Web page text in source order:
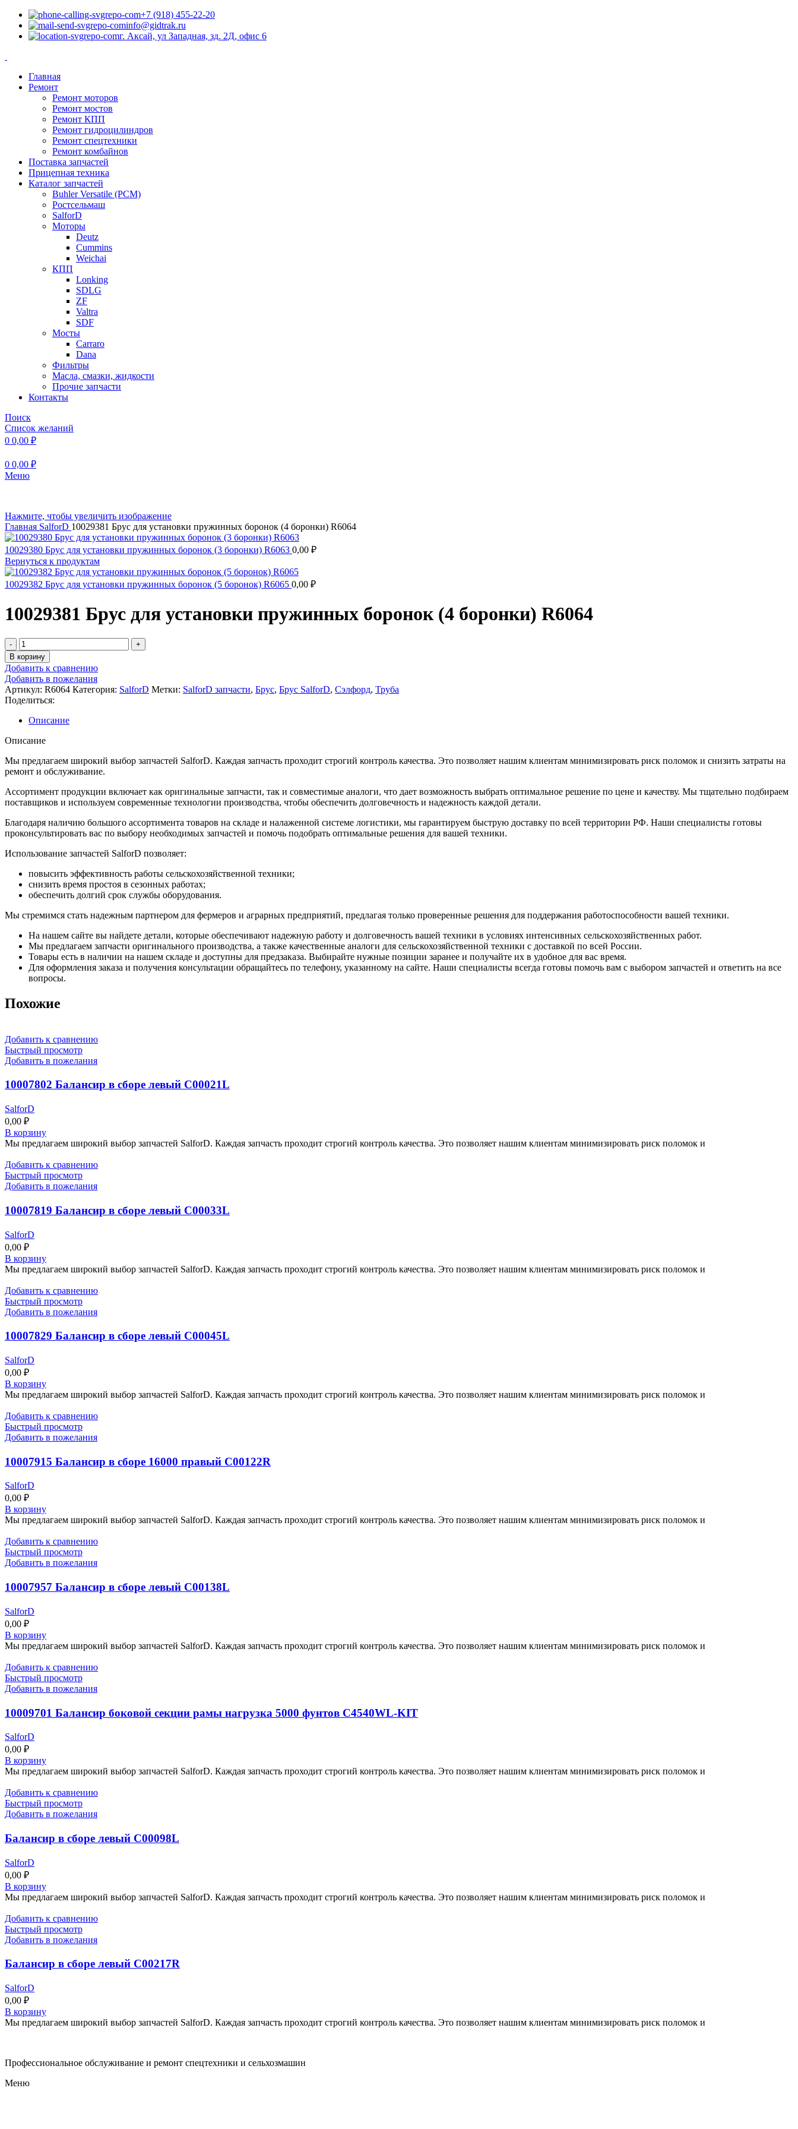
+7 (918) 455-22-20
info@gidtrak.ru
г. Аксай, ул Западная, зд. 2Д, офис 6
Главная
Ремонт
Ремонт моторов
Ремонт мостов
Ремонт КПП
Ремонт гидроцилиндров
Ремонт спецтехники
Ремонт комбайнов
Поставка запчастей
Прицепная техника
Каталог запчастей
Buhler Versatile (РСМ)
Ростсельмаш
SalforD
Моторы
Deutz
Cummins
Weichai
КПП
Lonking
SDLG
ZF
Valtra
SDF
Мосты
Carraro
Dana
Фильтры
Масла, смазки, жидкости
Прочие запчасти
Контакты
Поиск
Список желаний
0 0,00 ₽
0 0,00 ₽
Меню
Нажмите, чтобы увеличить изображение
Главная SalforD 10029381 Брус для установки пружинных боронок (4 боронки) R6064
10029380 Брус для установки пружинных боронок (3 боронки) R6063 0,00 ₽
Вернуться к продуктам
10029382 Брус для установки пружинных боронок (5 боронок) R6065 0,00 ₽
10029381 Брус для установки пружинных боронок (4 боронки) R6064
Количество
товара
10029381
Брус
для
установки
пружинных
боронок
боронки)
В корзину
Добавить к сравнению
Добавить в пожелания
Артикул: R6064 Категория: SalforD Метки: SalforD запчасти, Брус, Брус SalforD, Сэлфорд, Труба
Поделиться:
Описание
Описание
Мы предлагаем широкий выбор запчастей SalforD. Каждая запчасть проходит строгий контроль качества. Это позволяет нашим клиентам минимизировать риск поломок и снизить затраты на
ремонт и обслуживание.
Ассортимент продукции включает как оригинальные запчасти, так и совместимые аналоги, что дает возможность выбрать оптимальное решение по цене и качеству. Мы тщательно подбираем
поставщиков и используем современные технологии производства, чтобы обеспечить долговечность и надежность каждой детали.
Благодаря наличию большого ассортимента товаров на складе и налаженной системе логистики, мы гарантируем быструю доставку по всей территории РФ. Наши специалисты готовы
проконсультировать вас по выбору необходимых запчастей и помочь подобрать оптимальные решения для вашей техники.
Использование запчастей SalforD позволяет:
повысить эффективность работы сельскохозяйственной техники;
снизить время простоя в сезонных работах;
обеспечить долгий срок службы оборудования.
Мы стремимся стать надежным партнером для фермеров и аграрных предприятий, предлагая только проверенные решения для поддержания работоспособности вашей техники.
На нашем сайте вы найдете детали, которые обеспечивают надежную работу и долговечность вашей техники в условиях интенсивных сельскохозяйственных работ.
Мы предлагаем запчасти оригинального производства, а также качественные аналоги для сельскохозяйственной техники с доставкой по всей России.
Товары есть в наличии на нашем складе и доступны для предзаказа. Выбирайте нужные позиции заранее и получайте их в удобное для вас время.
Для оформления заказа и получения консультации обращайтесь по телефону, указанному на сайте. Наши специалисты всегда готовы помочь вам с выбором запчастей и ответить на все
вопросы.
Похожие
Добавить к сравнению
Быстрый просмотр
Добавить в пожелания
10007802 Балансир в сборе левый C00021L
SalforD
0,00 ₽
В корзину
Мы предлагаем широкий выбор запчастей SalforD. Каждая запчасть проходит строгий контроль качества. Это позволяет нашим клиентам минимизировать риск поломок и
Добавить к сравнению
Быстрый просмотр
Добавить в пожелания
10007819 Балансир в сборе левый C00033L
SalforD
0,00 ₽
В корзину
Мы предлагаем широкий выбор запчастей SalforD. Каждая запчасть проходит строгий контроль качества. Это позволяет нашим клиентам минимизировать риск поломок и
Добавить к сравнению
Быстрый просмотр
Добавить в пожелания
10007829 Балансир в сборе левый C00045L
SalforD
0,00 ₽
В корзину
Мы предлагаем широкий выбор запчастей SalforD. Каждая запчасть проходит строгий контроль качества. Это позволяет нашим клиентам минимизировать риск поломок и
Добавить к сравнению
Быстрый просмотр
Добавить в пожелания
10007915 Балансир в сборе 16000 правый C00122R
SalforD
0,00 ₽
В корзину
Мы предлагаем широкий выбор запчастей SalforD. Каждая запчасть проходит строгий контроль качества. Это позволяет нашим клиентам минимизировать риск поломок и
Добавить к сравнению
Быстрый просмотр
Добавить в пожелания
10007957 Балансир в сборе левый C00138L
SalforD
0,00 ₽
В корзину
Мы предлагаем широкий выбор запчастей SalforD. Каждая запчасть проходит строгий контроль качества. Это позволяет нашим клиентам минимизировать риск поломок и
Добавить к сравнению
Быстрый просмотр
Добавить в пожелания
10009701 Балансир боковой секции рамы нагрузка 5000 фунтов C4540WL-KIT
SalforD
0,00 ₽
В корзину
Мы предлагаем широкий выбор запчастей SalforD. Каждая запчасть проходит строгий контроль качества. Это позволяет нашим клиентам минимизировать риск поломок и
Добавить к сравнению
Быстрый просмотр
Добавить в пожелания
Балансир в сборе левый C00098L
SalforD
0,00 ₽
В корзину
Мы предлагаем широкий выбор запчастей SalforD. Каждая запчасть проходит строгий контроль качества. Это позволяет нашим клиентам минимизировать риск поломок и
Добавить к сравнению
Быстрый просмотр
Добавить в пожелания
Балансир в сборе левый C00217R
SalforD
0,00 ₽
В корзину
Мы предлагаем широкий выбор запчастей SalforD. Каждая запчасть проходит строгий контроль качества. Это позволяет нашим клиентам минимизировать риск поломок и
Профессиональное обслуживание и ремонт спецтехники и сельхозмашин
Меню